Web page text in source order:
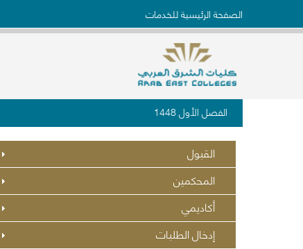
الصفحة الرئيسية للخدمات
الفصل الأول 1448
القبول
المحكمين
أكاديمي
إدخال الطلبات